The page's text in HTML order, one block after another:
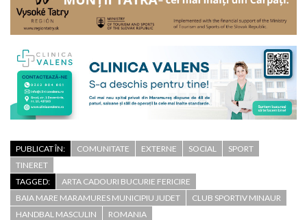
PUBLICAT ÎN: COMUNITATE EXTERNE SOCIAL
SPORT
TINERET
TAGGED:
ARTA CADOURI BUCURIE FERICIRE
BAIA MARE MARAMURES MUNICIPIU JUDET
CLUB SPORTIV MINAUR
HANDBAL MASCULIN
ROMANIA